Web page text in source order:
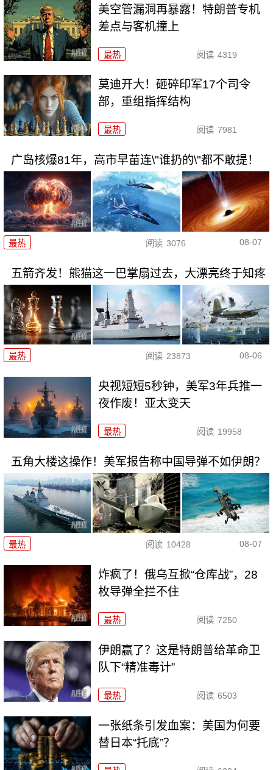
美空管漏洞再暴露！特朗普专机
差点与客机撞上
最热 阅读 4319
莫迪开大！砸碎印军17个司令
部，重组指挥结构
最热 阅读 7981
广岛核爆81年，高市早苗连\"谁扔的\"都不敢提！
最热 阅读 3076 08-07
五箭齐发！熊猫这一巴掌扇过去，大漂亮终于知疼
最热 阅读 23873 08-06
央视短短5秒钟，美军3年兵推一
夜作废！亚太变天
最热 阅读 19958
五角大楼这操作！美军报告称中国导弹不如伊朗？
最热 阅读 10428 08-07
炸疯了！俄乌互掀“仓库战”，28
枚导弹全拦不住
最热 阅读 7250
伊朗赢了？这是特朗普给革命卫
队下“精准毒计”
最热 阅读 6503
一张纸条引发血案：美国为何要
替日本“托底”？